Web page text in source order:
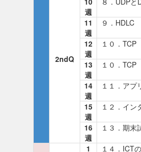
2ndQ
週
11
週
９．HDLC
12
週
１０．TCP
13
週
１０．TCP
14
週
１１．アプ
15
週
１２．イン
16
週
１３．期末
1
１４．ICT